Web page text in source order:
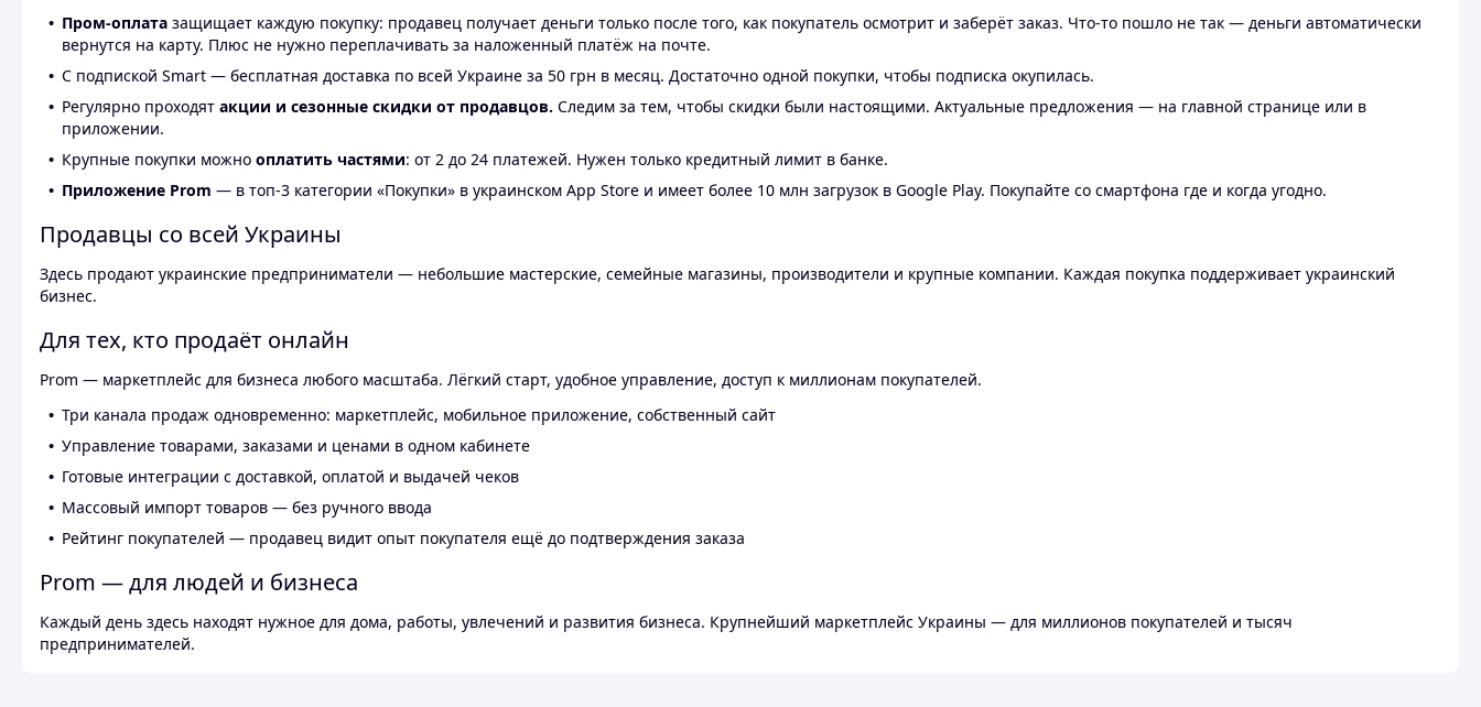
Пром-оплата защищает каждую покупку: продавец получает деньги только после того, как покупатель осмотрит и заберёт заказ. Что-то пошло не так — деньги автоматически
вернутся на карту. Плюс не нужно переплачивать за наложенный платёж на почте.
С подпиской Smart — бесплатная доставка по всей Украине за 50 грн в месяц. Достаточно одной покупки, чтобы подписка окупилась.
Регулярно проходят акции и сезонные скидки от продавцов. Следим за тем, чтобы скидки были настоящими. Актуальные предложения — на главной странице или в
приложении.
Крупные покупки можно оплатить частями: от 2 до 24 платежей. Нужен только кредитный лимит в банке.
Приложение Prom — в топ-3 категории «Покупки» в украинском App Store и имеет более 10 млн загрузок в Google Play. Покупайте со смартфона где и когда угодно.
Продавцы со всей Украины
Здесь продают украинские предприниматели — небольшие мастерские, семейные магазины, производители и крупные компании. Каждая покупка поддерживает украинский
бизнес.
Для тех, кто продаёт онлайн
Prom — маркетплейс для бизнеса любого масштаба. Лёгкий старт, удобное управление, доступ к миллионам покупателей.
Три канала продаж одновременно: маркетплейс, мобильное приложение, собственный сайт
Управление товарами, заказами и ценами в одном кабинете
Готовые интеграции с доставкой, оплатой и выдачей чеков
Массовый импорт товаров — без ручного ввода
Рейтинг покупателей — продавец видит опыт покупателя ещё до подтверждения заказа
Prom — для людей и бизнеса
Каждый день здесь находят нужное для дома, работы, увлечений и развития бизнеса. Крупнейший маркетплейс Украины — для миллионов покупателей и тысяч
предпринимателей.